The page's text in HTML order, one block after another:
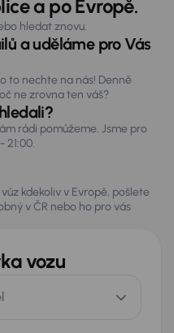
a po Evropě.
hledat znovu.
a uděláme pro Vás
to nechte na nás! Denně
ne zrovna ten váš?
rádi pomůžeme. Jsme pro
21:00.
kdekoliv v Evropě, pošlete
v ČR nebo ho pro vás
vozu